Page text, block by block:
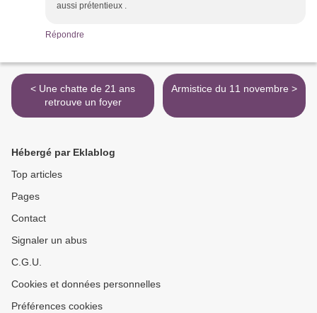
aussi prétentieux .
Répondre
< Une chatte de 21 ans
retrouve un foyer
Armistice du 11 novembre >
Hébergé par Eklablog
Top articles
Pages
Contact
Signaler un abus
C.G.U.
Cookies et données personnelles
Préférences cookies